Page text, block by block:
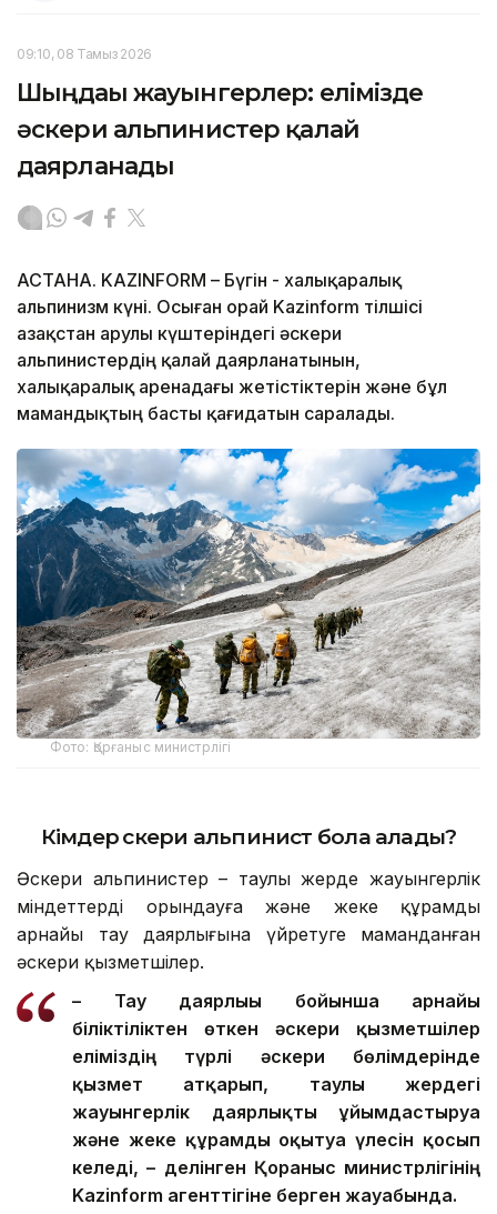
09:10, 08 Тамыз 2026
Шыңдағы жауынгерлер: елімізде
әскери альпинистер қалай
даярланады
АСТАНА. KAZINFORM – Бүгін - халықаралық
альпинизм күні. Осыған орай Kazinform тілшісі
Қазақстан Қарулы күштеріндегі әскери
альпинистердің қалай даярланатынын,
халықаралық аренадағы жетістіктерін және бұл
мамандықтың басты қағидатын саралады.
Фото: Қорғаныс министрлігі
Кімдер әскери альпинист бола алады?
Әскери альпинистер – таулы жерде жауынгерлік
міндеттерді орындауға және жеке құрамды
арнайы тау даярлығына үйретуге маманданған
әскери қызметшілер.
– Тау даярлығы бойынша арнайы
біліктіліктен өткен әскери қызметшілер
еліміздің түрлі әскери бөлімдерінде
қызмет атқарып, таулы жердегі
жауынгерлік даярлықты ұйымдастыруға
және жеке құрамды оқытуға үлесін қосып
келеді, – делінген Қорғаныс министрлігінің
Kazinform агенттігіне берген жауабында.